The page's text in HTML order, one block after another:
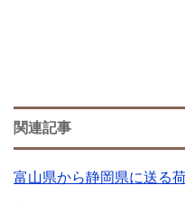
関連記事
富山県から静岡県に送る